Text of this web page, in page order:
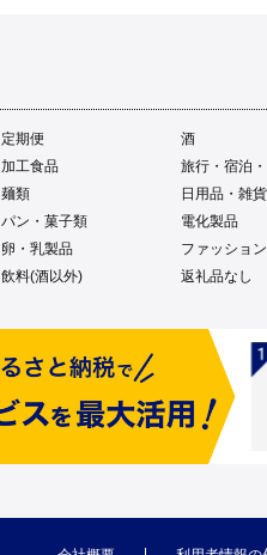
定期便
酒
加工食品
旅行・宿泊
麺類
日用品・雑貨
パン・菓子類
電化製品
卵・乳製品
ファッション
飲料(酒以外) 返礼品なし